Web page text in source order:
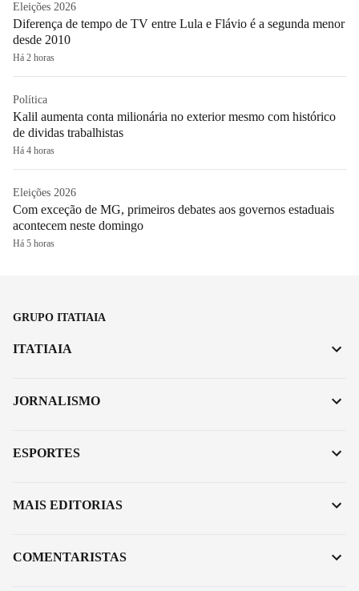
Eleições 2026
Diferença de tempo de TV entre Lula e Flávio é a segunda menor
desde 2010
Há 2 horas
Política
Kalil aumenta conta milionária no exterior mesmo com histórico
de dividas trabalhistas
Há 4 horas
Eleições 2026
Com exceção de MG, primeiros debates aos governos estaduais
acontecem neste domingo
Há 5 horas
GRUPO ITATIAIA
ITATIAIA
JORNALISMO
ESPORTES
MAIS EDITORIAS
COMENTARISTAS